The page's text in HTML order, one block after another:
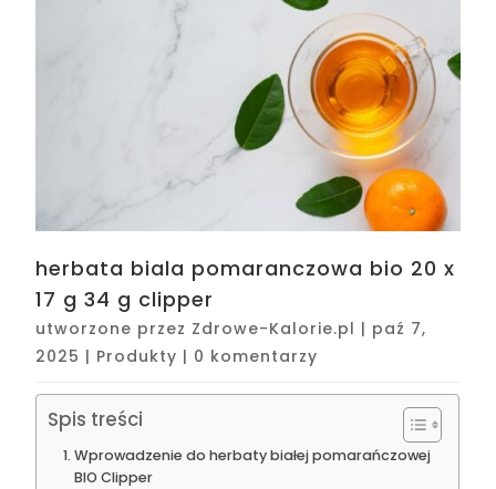
herbata biala pomaranczowa bio 20 x
17 g 34 g clipper
utworzone przez Zdrowe-Kalorie.pl | paź 7,
2025 | Produkty | 0 komentarzy
Spis treści
Wprowadzenie do herbaty białej pomarańczowej
BIO Clipper